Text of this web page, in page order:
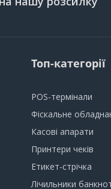
Топ-категорії
POS-термінали
Фіскальне
Касові апарати
Принтери чеків
Етикет-стрічка
Лічильники